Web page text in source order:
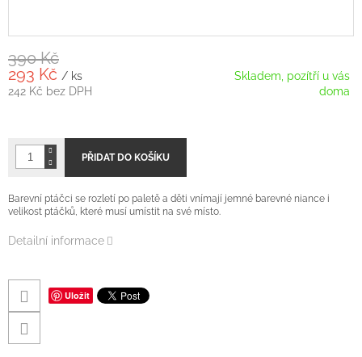
390 Kč
293 Kč / ks
242 Kč bez DPH
Skladem, pozítří u vás
doma
PŘIDAT DO KOŠÍKU
Barevní ptáčci se rozletí po paletě a děti vnímají jemné barevné niance i
velikost ptáčků, které musí umístit na své místo.
Detailní informace
Uložit